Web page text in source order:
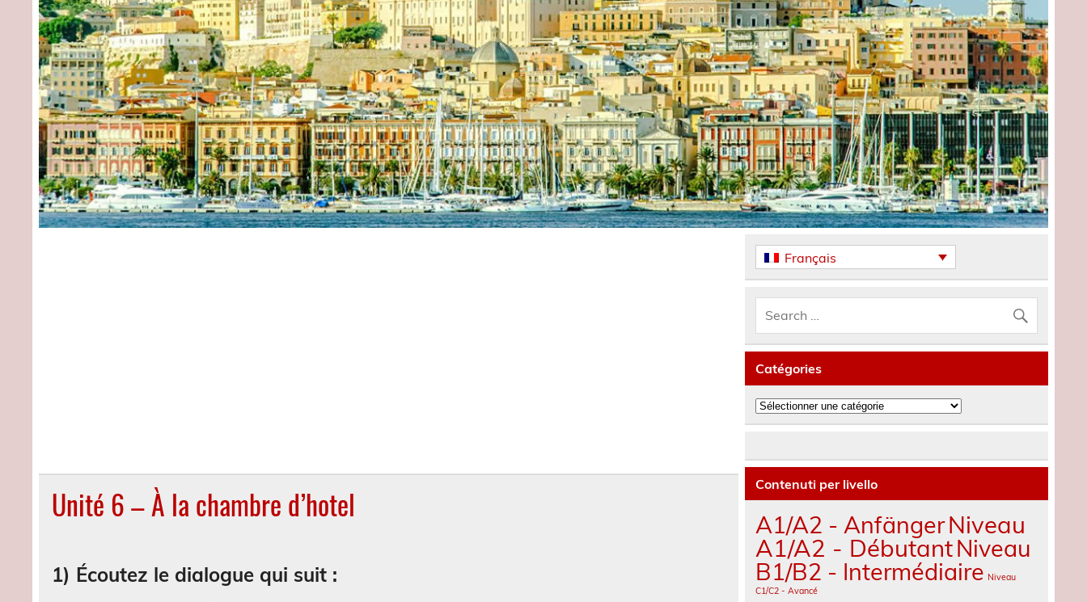
Unité 6 – À la chambre d’hotel
1) Écoutez le dialogue qui suit :
Français
Catégories
Catégories
Contenuti per livello
A1/A2 - AnfängerNiveau
A1/A2 - DébutantNiveau
B1/B2 - Intermédiaire Niveau
C1/C2 - Avancé